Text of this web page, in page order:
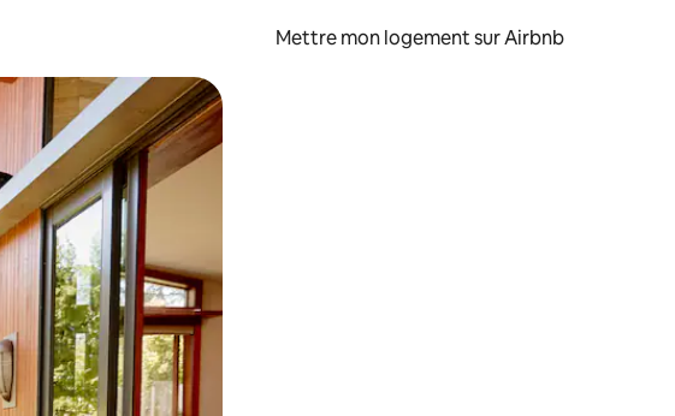
Mettre mon logement sur Airbnb